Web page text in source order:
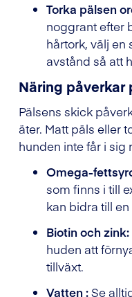
Torka pälsen
noggrant efter
hårtork, välj en
avstånd så att
Näring påverkar
Pälsens skick
äter. Matt päls eller
hunden inte får i sig
Omega-
som finns i till
kan bidra till
Biotin och zink:
huden att
tillväxt.
Vatten :Se